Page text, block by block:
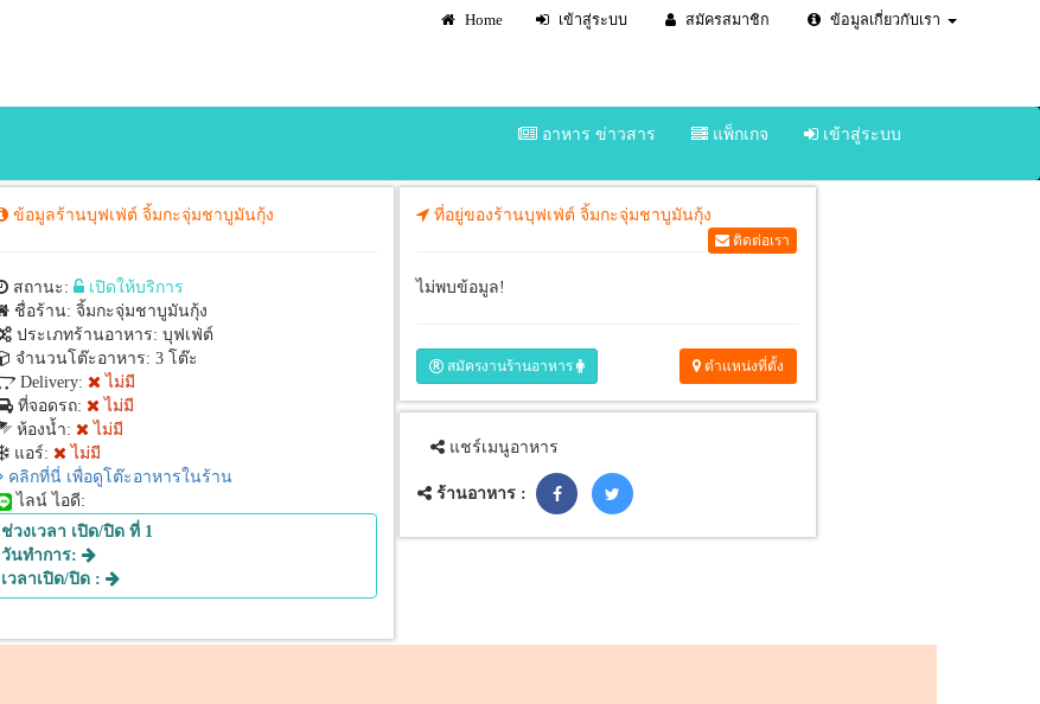
Home เข้าสู่ระบบ สมัครสมาชิก ข้อมูลเกี่ยวกับเรา
อาหาร ข่าวสาร แพ็กเกจ เข้าสู่ระบบ
ข้อมูลร้านบุฟเฟ่ต์ จิ้มกะจุ่มชาบูมันกุ้ง
สถานะ:
เปิดให้บริการ
ชื่อร้าน: จิ้มกะจุ่มชาบูมันกุ้ง
ประเภทร้านอาหาร: บุฟเฟ่ต์
จำนวนโต๊ะอาหาร: 3 โต๊ะ
Delivery: ไม่มี
ที่จอดรถ: ไม่มี
ห้องน้ำ: ไม่มี
แอร์: ไม่มี
คลิกที่นี่ เพื่อดูโต๊ะอาหารในร้าน
ไลน์ ไอดี:
ช่วงเวลา เปิด/ปิด ที่ 1
วันทำการ:
เวลาเปิด/ปิด :
ที่อยู่ของร้านบุฟเฟ่ต์ จิ้มกะจุ่มชาบูมันกุ้ง
ติดต่อเรา
ไม่พบข้อมูล!
สมัครงานร้านอาหาร ตำแหน่งที่ตั้ง
แชร์เมนูอาหาร
ร้านอาหาร :